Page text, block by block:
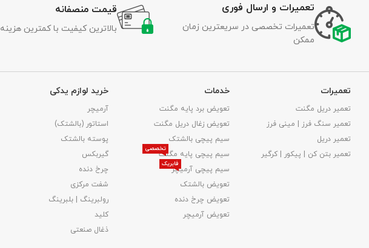
تعمیرات و ارسال فوری
تعمیرات تخصصی در سریعترین زمان
ممکن
قیمت منصفانه
بالاترین کیفیت با کمترین هزینه
تعمیرات
تعمیر دریل مگنت
تعمیر سنگ فرز | مینی فرز
تعمیر دریل
تعمیر بتن کن | پیکور | کرگیر
خدمات
تعویض برد پایه مگنت
تعویض زغال دریل مگنت
سیم پیچی بالشتک
سیم پیچی پایه مگنت
تخصصی
سیم پیچی آرمیچر
فابریک
تعویض بالشتک​
تعویض چرخ دنده
تعویض آرمیچر
خرید لوازم یدکی
آرمیچر
استاتور (بالشتک)
پوسته بالشتک
گیربکس
چرخ دنده
شفت مرکزی
رولبرینگ | بلبرینگ
کلید
ذغال صنعتی